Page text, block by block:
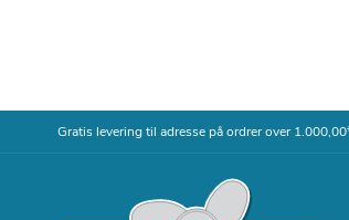
Gratis levering til adresse på ordrer over